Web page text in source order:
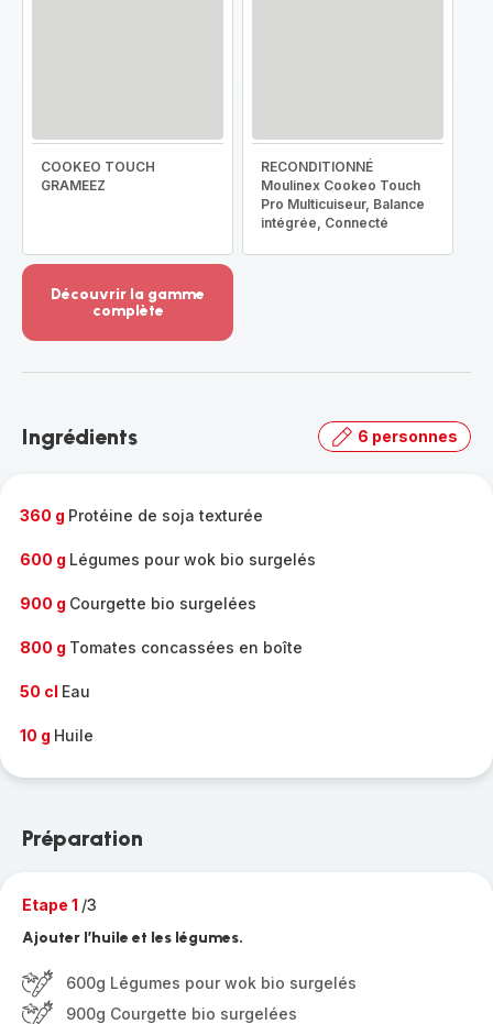
COOKEO TOUCH
GRAMEEZ
RECONDITIONNÉ
Moulinex Cookeo Touch
Pro Multicuiseur, Balance
intégrée, Connecté
Découvrir la gamme
complète
-
gamme
Ingrédients 6 personnes
360 g Protéine de soja texturée
600 g Légumes pour wok bio surgelés
900 g Courgette bio surgelées
800 g Tomates concassées en boîte
50 cl Eau
10 g Huile
Préparation
Etape 1 /3
Ajouter l’huile et les légumes.
600g Légumes pour wok bio surgelés
900g Courgette bio surgelées